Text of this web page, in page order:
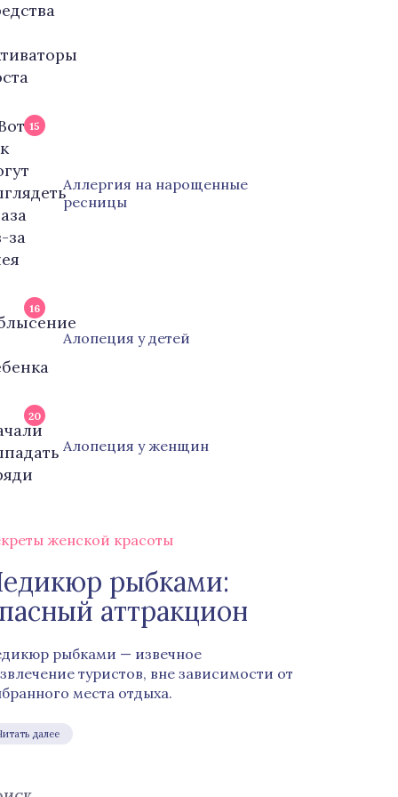
15
Аллергия на нарощенные
ресницы
16
Алопеция у детей
20
Алопеция у женщин
женской красоты
рыбками:
аттракцион
рыбками — извечное
туристов, вне зависимости от
места отдыха.
далее